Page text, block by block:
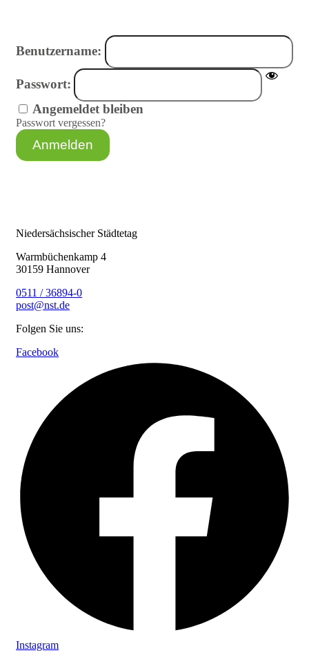
Benutzername:
Passwort:
Angemeldet bleiben
Passwort vergessen?
Niedersächsischer Städtetag
Warmbüchenkamp 4
30159 Hannover
0511 / 36894-0
post@nst.de
Folgen Sie uns:
Facebook
Instagram